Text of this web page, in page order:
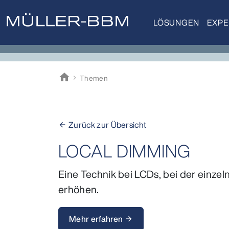
LÖSUNGEN
home
Müller-BBM
Themen
arrow_back Zurück zur Übersicht
LOCAL DIMMING
Eine Technik bei LCDs, bei der
erhöhen.
Mehr erfahren arrow_forward